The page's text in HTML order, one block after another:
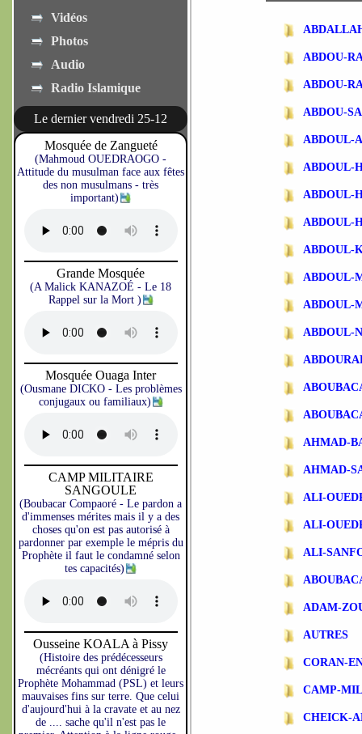
Vidéos
Photos
Audio
Radio Islamique
Le dernier vendredi 25-12
Mosquée de Zangueté
(Mahmoud OUEDRAOGO -
Attitude du musulman face aux fêtes
des non musulmans - très
important)
Grande Mosquée
(A Malick KANAZOÉ - Le 18
Rappel sur la Mort )
Mosquée Ouaga Inter
(Ousmane DICKO - Les problèmes
conjugaux ou familiaux)
CAMP MILITAIRE
SANGOULE
(Boubacar Compaoré - Le pardon a
d'immenses mérites mais il y a des
choses qu'on est pas autorisé à
pardonner par exemple le mépris du
Prophète il faut le condamné selon
tes capacités)
Ousseine KOALA à Pissy
(Histoire des prédécesseurs
mécréants qui ont dénigré le
Prophète Mohammad (PSL) et leurs
mauvaises fins sur terre. Que celui
d'aujourd'hui à la cravate et au nez
de .... sache qu'il n'est pas le
ABDOU-
ABDOU-
ABDOU-
ABDOUL-
ABDOUL-
ABDOUL-
ABDOUL-
ABDOUL-
ABDOUL-
ABDOUL-
ABDOUL-
AHMAD-
AHMAD-
ALI-
ALI-
ALI-
ADAM-
AUTRES
CORAN-
CAMP-
CHEICK-